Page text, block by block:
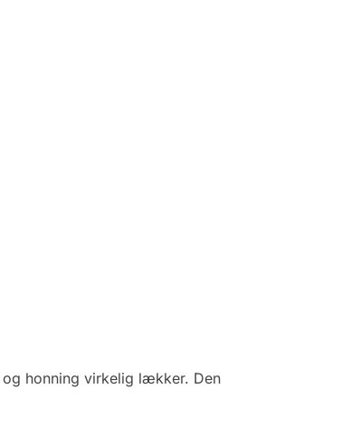
honning virkelig lækker. Den